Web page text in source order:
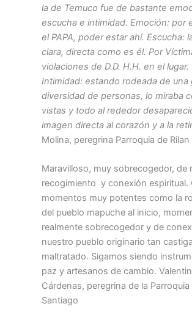
la de Temuco fue de bastante
escucha e intimidad. Emoción: por
el PAPA, poder estar ahí. Escucha:
clara, directa como es él. Por
violaciones de D.D. H.H. en el lugar.
Intimidad: estando rodeada de una
diversidad de personas, lo miraba
vistas y todo al rededor
imagen directa al corazón y a la
Molina, peregrina Parroquia de Rilan
Maravilloso, muy sobrecogedor, de
recogimiento y conexión espiritual.
momentos muy potentes como la
del pueblo mapuche al inicio,
realmente sobrecogedor y de
nuestro pueblo originario tan
maltratado. Sigamos siendo
paz y artesanos de cambio.
Cárdenas, peregrina de la
Santiago